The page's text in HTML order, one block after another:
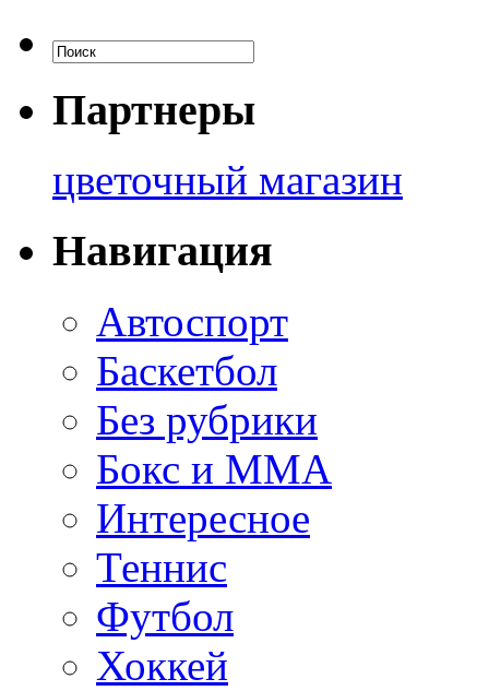
Партнеры
цветочный магазин
Навигация
Автоспорт
Баскетбол
Без рубрики
Бокс и ММА
Интересное
Теннис
Футбол
Хоккей